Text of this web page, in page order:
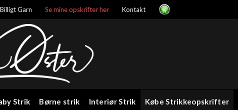
Garn Se mine opskrifter her Kontakt
Strik Børne strik Interiør Strik Købe Strikkeopskrifter